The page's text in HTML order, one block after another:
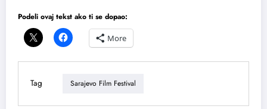
Podeli ovaj tekst ako ti se dopao:
More
Tag Sarajevo Film Festival